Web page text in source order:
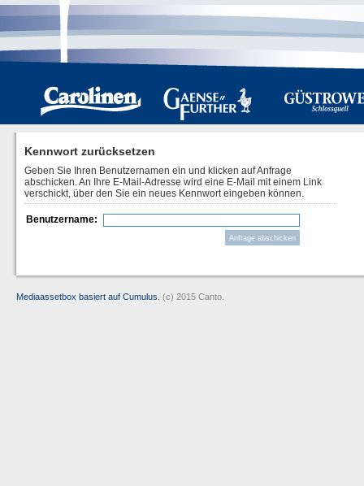
Kennwort zurücksetzen
Geben Sie Ihren Benutzernamen ein und klicken auf Anfrage
abschicken. An Ihre E-Mail-Adresse wird eine E-Mail mit einem Link
verschickt, über den Sie ein neues Kennwort eingeben können.
Benutzername:
Mediaassetbox basiert auf Cumulus. (c) 2015 Canto.